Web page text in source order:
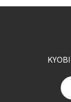
KYOBI